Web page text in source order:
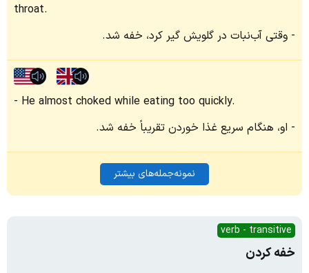
throat.
وقتی آب‌نبات در گلویش گیر کرد، خفه شد.
He almost choked while eating too quickly.
او، هنگام سریع غذا خوردن تقریباً خفه شد.
نمونه‌جمله‌های بیشتر
verb - transitive
خفه کردن